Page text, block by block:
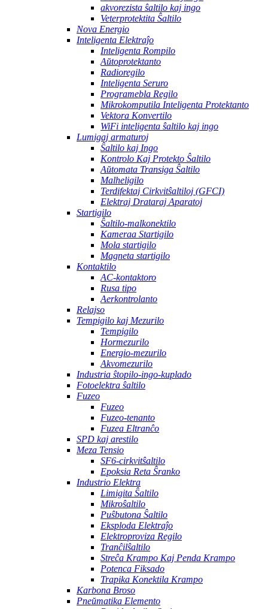
akvorezista ŝaltilo kaj ingo
Veterprotektita Ŝaltilo
Nova Energio
Inteligenta Elektraĵo
Inteligenta Rompilo
Aŭtoprotektanto
Radioregilo
Inteligenta Seruro
Programebla Regilo
Mikrokomputila Inteligenta Protektanto
Vektora Konvertilo
WiFi inteligenta ŝaltilo kaj ingo
Lumigaj armaturoj
Ŝaltilo kaj Ingo
Kontrolo Kaj Protekto Ŝaltilo
Aŭtomata Transiga Ŝaltilo
Malheligilo
Terdifektaj Cirkvitŝaltiloj (GFCI)
Elektraj Drataraj Aparatoj
Startigilo
Ŝaltilo-malkonektilo
Kameraa Startigilo
Mola startigilo
Magneta startigilo
Kontaktilo
AC-kontaktoro
Rusa tipo
Aerkontrolanto
Relajso
Tempigilo kaj Mezurilo
Tempigilo
Hormezurilo
Energio-mezurilo
Akvomezurilo
Industria ŝtopilo-ingo-kuplado
Fotoelektra ŝaltilo
Fuzeo
Fuzeo
Fuzeo-tenanto
Fuzea Eltranĉo
SPD kaj arestilo
Meza Tensio
SF6-cirkvitŝaltilo
Epoksia Reta Ŝranko
Industrio Elektra
Limigita Ŝaltilo
Mikroŝaltilo
Puŝbutona Ŝaltilo
Eksploda Elektraĵo
Elektroproviza Regilo
Tranĉilŝaltilo
Streĉa Krampo Kaj Penda Krampo
Potenca Fiksado
Trapika Konektila Krampo
Karbona Broso
Pneŭmatika Elemento